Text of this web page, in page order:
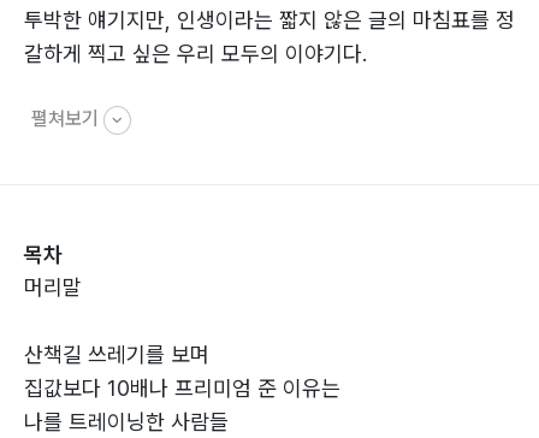
투박한 얘기지만, 인생이라는 짧지 않은 글의 마침표를 정
갈하게 찍고 싶은 우리 모두의 이야기다.
저자는 1976년 섬유공장에서 사회생활을 시작해 재봉틀
작한 저자는, 자신이 살아오면서 읽고, 보고, 듣고, 느꼈던
109가지의 다채로운 이야기들을 이 책에 담아냈다.
길가에 널브러진 쓰레기를 보며 환경과 인간의 유기적 관
계를 성찰하고, 집값보다 좋은 이웃에 10배의 가치를 두
었던 옛 성현의 지혜를 통해 참된 명당의 의미를 되새긴
펼쳐보기
목차
머리말
산책길 쓰레기를 보며
집값보다 10배나 프리미엄 준 이유는
나를 트레이닝한 사람들